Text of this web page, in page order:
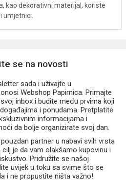
kao dekorativni materijal, koriste
umjetnici.
se na novosti
sada i uživajte u
Webshop Papirnica. Primajte
inbox i budite među prvima koji
i ponudama. Pretplatite
informacijama i
da bolje organizirate svoj dan.
partner u nabavi svih vrsta
je da vam olakšamo kupovinu i
Pridružite se našoj
uvijek u toku sa svime što se
i ne propustite ništa važno!